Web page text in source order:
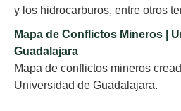
y los hidrocarburos, entre otros
Mapa de Conflictos Mineros |
Guadalajara
Mapa de conflictos mineros
Universidad de Guadalajara.